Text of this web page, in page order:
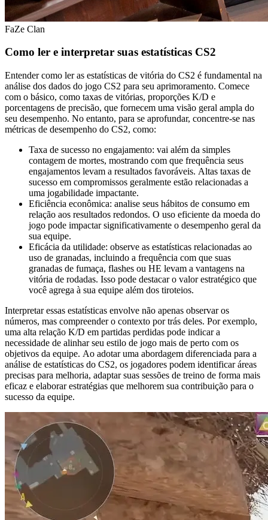
FaZe Clan
Como ler e interpretar suas estatísticas CS2
Entender como ler as estatísticas de vitória do CS2 é fundamental na
análise dos dados do jogo CS2 para seu aprimoramento. Comece
com o básico, como taxas de vitórias, proporções K/D e
porcentagens de precisão, que fornecem uma visão geral ampla do
seu desempenho. No entanto, para se aprofundar, concentre-se nas
métricas de desempenho do CS2, como:
Taxa de sucesso no engajamento: vai além da simples
contagem de mortes, mostrando com que frequência seus
engajamentos levam a resultados favoráveis. Altas taxas de
sucesso em compromissos geralmente estão relacionadas a
uma jogabilidade impactante.
Eficiência econômica: analise seus hábitos de consumo em
relação aos resultados redondos. O uso eficiente da moeda do
jogo pode impactar significativamente o desempenho geral da
sua equipe.
Eficácia da utilidade: observe as estatísticas relacionadas ao
uso de granadas, incluindo a frequência com que suas
granadas de fumaça, flashes ou HE levam a vantagens na
vitória de rodadas. Isso pode destacar o valor estratégico que
você agrega à sua equipe além dos tiroteios.
Interpretar essas estatísticas envolve não apenas observar os
números, mas compreender o contexto por trás deles. Por exemplo,
uma alta relação K/D em partidas perdidas pode indicar a
necessidade de alinhar seu estilo de jogo mais de perto com os
objetivos da equipe. Ao adotar uma abordagem diferenciada para a
análise de estatísticas do CS2, os jogadores podem identificar áreas
precisas para melhoria, adaptar suas sessões de treino de forma mais
eficaz e elaborar estratégias que melhorem sua contribuição para o
sucesso da equipe.